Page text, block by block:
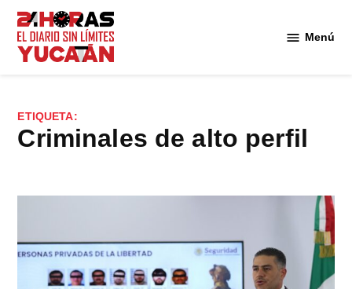
Saltar
contenido
Menú
ETIQUETA:
criminales de alto perfil